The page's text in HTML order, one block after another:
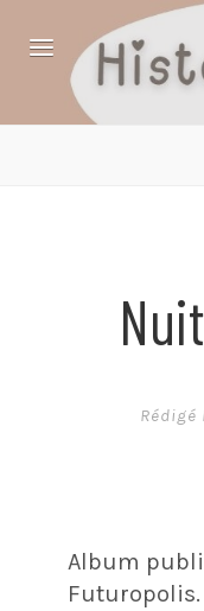
Rédigé
Album
Futuropolis.